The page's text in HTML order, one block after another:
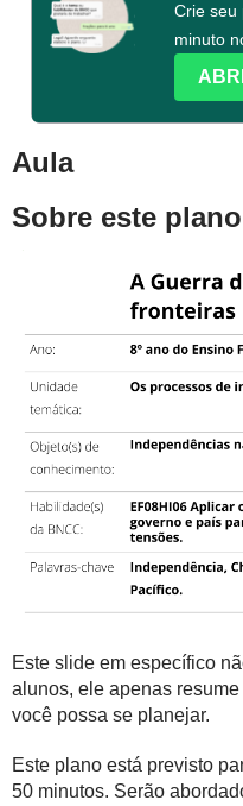
Crie seu
minuto
Aula
Sobre este plano
Este slide em específico
alunos, ele apenas
você possa se planejar.
Este plano está previsto
50 minutos. Serão